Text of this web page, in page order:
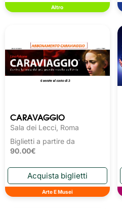
Altro
CARAVAGGIO
Sala dei Lecci, Roma
Biglietti a partire da
90.00€
Arte E Musei